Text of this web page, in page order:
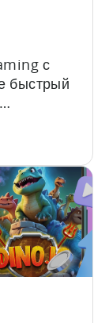
с
быстрый
мы
из
Вот